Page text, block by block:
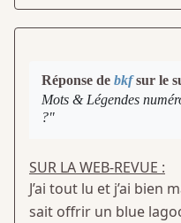
Réponse de bkfsur le
Mots & Légendes
?"
SUR LA WEB-REVUE :
J’ai tout lu et j’ai bien
sait offrir un blue